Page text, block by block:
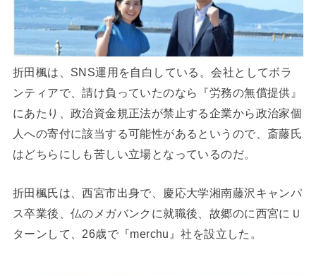
折田楓は、SNS運用を自白している。会社としてボラ
ンティアで、請け負っていたのなら『労務の無償提供』
にあたり、政治資金規正法が禁止する企業から政治家個
人への寄付に該当する可能性があるというので、斎藤氏
はどちらにしも苦しい立場となっているのだ。
折田楓氏は、西宮市出身で、慶応大学湘南藤沢キャンパ
ス卒業後、仏のメガバンクに就職後、故郷のに西宮にＵ
ターンして、26歳で『merchu』社を設立した。